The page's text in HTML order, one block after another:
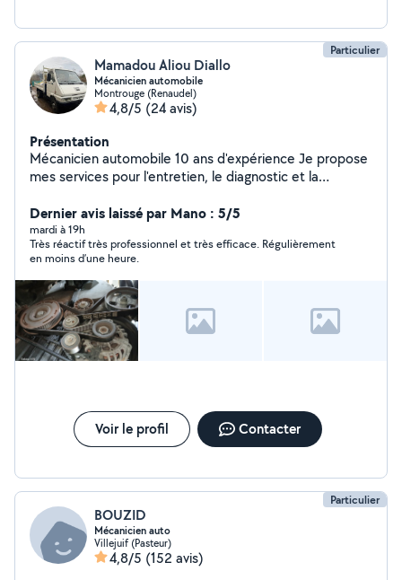
Particulier
Mamadou Aliou Diallo
Mécanicien automobile
Montrouge (Renaudel)
4,8/5 (24 avis)
Présentation
Mécanicien automobile 10 ans d'expérience Je propose
mes services pour l'entretien, le diagnostic et la
confondues. Prestations proposées : Diagnostic
complet Vidange & entretien régulier Freins
(plaquettes, disques) Amortisseurs / suspension
Échappement Batterie & alternateur Courroie de
distribution Recherche de pannes Pré-contrôle
technique Déplacement possible selon localisation
Pourquoi me choisir ? 10 ans d'expérience dans la
mécanique automobile Travail soigné, rapide et sérieux
Prix compétitifs Conseils personnalisés Satisfaction
Dernier avis laissé par Mano : 5/5
mardi à 19h
Très réactif très professionnel et très efficace. Régulièrement
en moins d’une heure.
Voir le profil Contacter
Particulier
BOUZID
Mécanicien auto
Villejuif (Pasteur)
4,8/5 (152 avis)